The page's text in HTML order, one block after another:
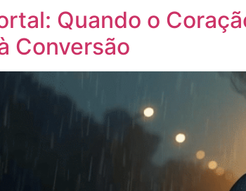
Quando o
Conversão